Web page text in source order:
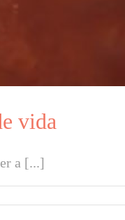
vida
a [...]